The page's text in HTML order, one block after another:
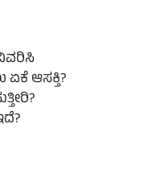
ಏಕೆ ಆಸಕ್ತಿ?